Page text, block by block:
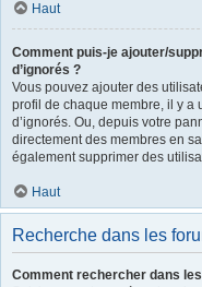
Haut
Comment puis-je ajouter/
d’ignorés ?
Vous pouvez ajouter des
profil de chaque membre, il y a
d’ignorés. Ou, depuis votre
directement des membres en
également supprimer des
Haut
Recherche dans les
Comment rechercher dans